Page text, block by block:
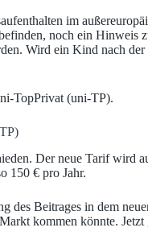
im
noch ein
Wird ein Kind nach
TopPrivat (uni-TP).
Der neue Tarif
150 € pro Jahr.
des Beitrages in dem
kommen könnte.